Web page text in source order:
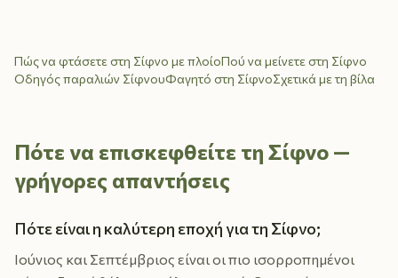
Πώς να φτάσετε στη Σίφνο με πλοίοΠού να μείνετε στη Σίφνο
Οδηγός παραλιών ΣίφνουΦαγητό στη ΣίφνοΣχετικά με τη βίλα
Πότε να επισκεφθείτε τη Σίφνο —
γρήγορες απαντήσεις
Πότε είναι η καλύτερη εποχή για τη Σίφνο;
Ιούνιος και Σεπτέμβριος είναι οι πιο ισορροπημένοι